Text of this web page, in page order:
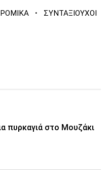
· ΣΥΝΤΑΞΙΟΥΧΟΙ
πυρκαγιά στο Μουζάκι